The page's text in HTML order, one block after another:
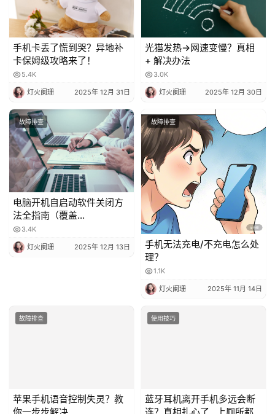
手机卡丢了慌到哭？异地补
卡保姆级攻略来了！
5.4K
灯火阑珊 2025年 12月 31日
光猫发热→网速变慢？真相
+ 解决办法
3.0K
灯火阑珊 2025年 12月 30日
故障排查
电脑开机自启动软件关闭方
法全指南（覆盖
Windows/macOS，含系统
自带 + 第三方工具）
3.4K
灯火阑珊 2025年 12月 13日
故障排查
手机无法充电/不充电怎么处
理？
1.1K
灯火阑珊 2025年 11月 14日
故障排查
苹果手机语音控制失灵？教
使用技巧
蓝牙耳机离开手机多远会断